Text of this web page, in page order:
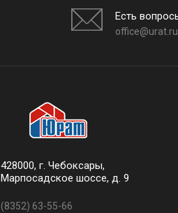
Есть
office@urat.ru
428000, г. Чебоксары,
Марпосадское шоссе, д. 9
(8352) 63-55-66